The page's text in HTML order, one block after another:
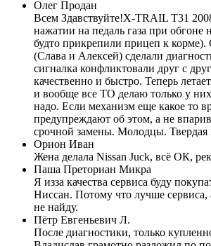
Олег Продан
Всем Здавствуйте!Х-TRAIL T31
нажатии на педаль газа при обгоне
будто прикрепили прицеп к корме).
(Слава и Алексей) сделали
сигналка конфликтовали друг с
качественно и быстро. Теперь
и вообще все ТО делаю только у
надо. Если механизм еще какое то
предупреждают об этом, а не
срочной замены. Молодцы. Твердая
Орион Иван
Жена делала Nissan Juck, всё ОК,
Паша Преториан Микра
Я изза качества сервиса буду
Ниссан. Потому что лучше сервиса,
не найду.
Пётр Евгеньевич Л.
После диагностики, только